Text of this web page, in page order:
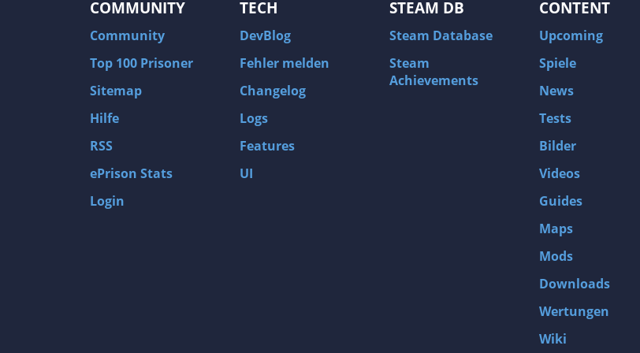
COMMUNITY
Community
Top 100 Prisoner
Sitemap
Hilfe
RSS
ePrison Stats
Login
TECH
DevBlog
Fehler melden
Changelog
Logs
Features
UI
STEAM DB
Steam Database
Steam
Achievements
CONTENT
Upcoming
Spiele
News
Tests
Bilder
Videos
Guides
Maps
Mods
Downloads
Wertungen
Wiki